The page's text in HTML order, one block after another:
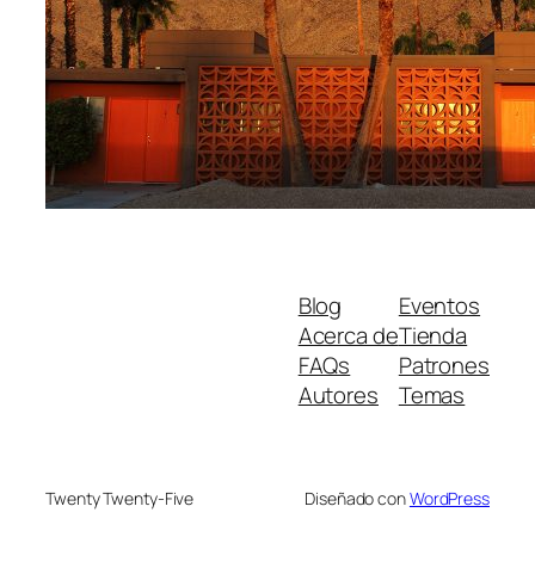
Blog
Acerca de
FAQs
Autores
Eventos
Tienda
Patrones
Temas
Twenty Twenty-Five Diseñado conWordPress